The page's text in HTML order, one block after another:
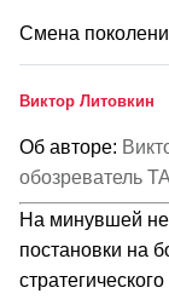
Смена
Виктор Литовкин
Об авторе:
обозреватель
На минувшей
постановки на